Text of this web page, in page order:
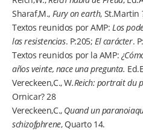
Sharaf,M., Fury on earth, St.Martin
Textos reunidos por AMP: Los
lasresistencias. P:205;El carácter.
Textos reunidos por la AMP:
años veinte, nace una pregunta.
Vereckeen,C., W.Reich: portrait du
Ornicar? 28
Vereckeen,C., Quand un
schizofphrene, Quarto 14.